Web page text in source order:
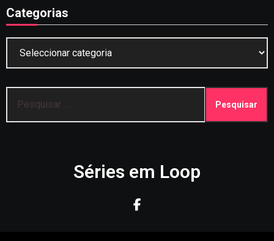
Categorias
por:
Séries em Loop